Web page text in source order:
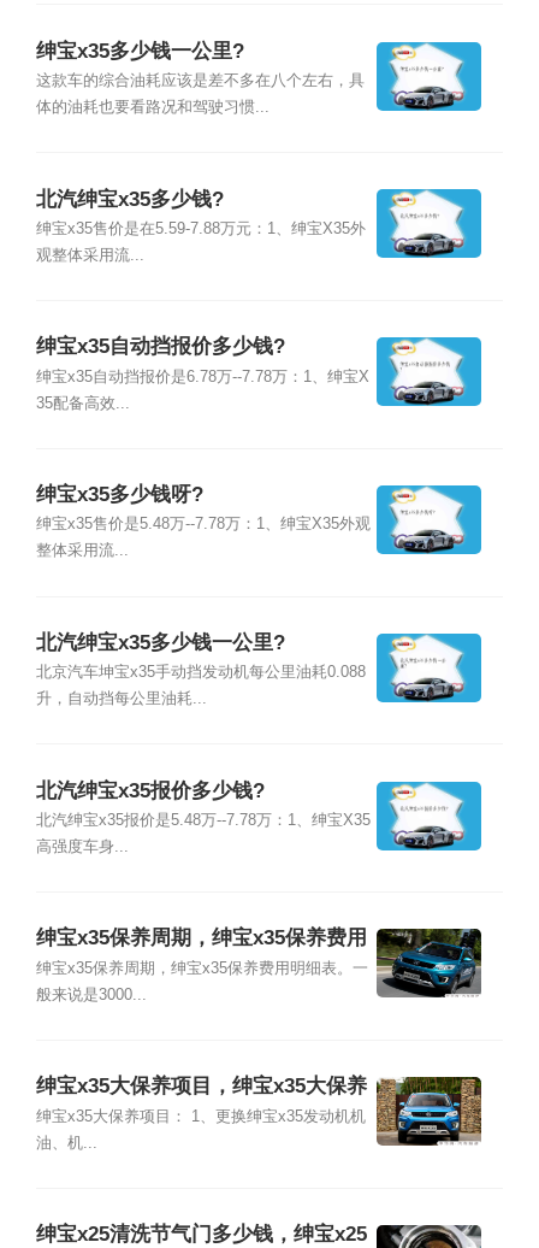
绅宝x35多少钱一公里?
这款车的综合油耗应该是差不多在八个左右，具
体的油耗也要看路况和驾驶习惯...
北汽绅宝x35多少钱?
绅宝x35售价是在5.59-7.88万元：1、绅宝X35外
观整体采用流...
绅宝x35自动挡报价多少钱?
绅宝x35自动挡报价是6.78万--7.78万：1、绅宝X
35配备高效...
绅宝x35多少钱呀?
绅宝x35售价是5.48万--7.78万：1、绅宝X35外观
整体采用流...
北汽绅宝x35多少钱一公里?
北京汽车坤宝x35手动挡发动机每公里油耗0.088
升，自动挡每公里油耗...
北汽绅宝x35报价多少钱?
北汽绅宝x35报价是5.48万--7.78万：1、绅宝X35
高强度车身...
绅宝x35保养周期，绅宝x35保养费用
明细表
绅宝x35保养周期，绅宝x35保养费用明细表。一
般来说是3000...
绅宝x35大保养项目，绅宝x35大保养
多少钱
绅宝x35大保养项目： 1、更换绅宝x35发动机机
油、机...
绅宝x25清洗节气门多少钱，绅宝x25